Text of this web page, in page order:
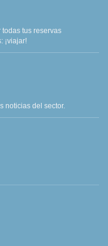
tus reservas
¡viajar!
noticias del sector.